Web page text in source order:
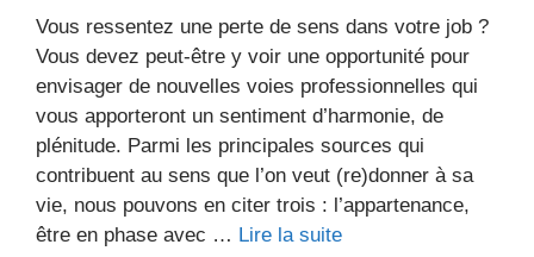
Vous ressentez une perte de sens dans votre job ?
Vous devez peut-être y voir une opportunité pour
envisager de nouvelles voies professionnelles qui
vous apporteront un sentiment d’harmonie, de
plénitude. Parmi les principales sources qui
contribuent au sens que l’on veut (re)donner à sa
vie, nous pouvons en citer trois : l’appartenance,
être en phase avec … Lire la suite